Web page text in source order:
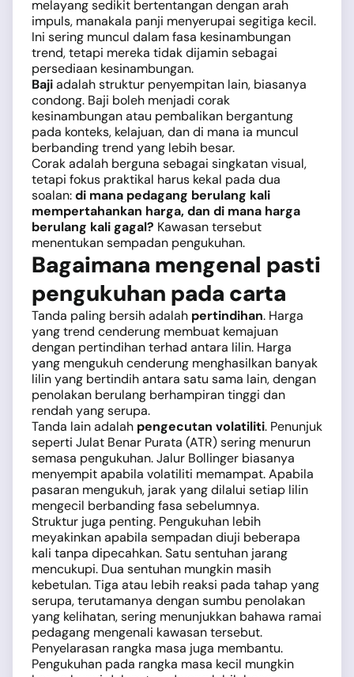
melayang sedikit bertentangan dengan arah
impuls, manakala panji menyerupai segitiga kecil.
Ini sering muncul dalam fasa kesinambungan
trend, tetapi mereka tidak dijamin sebagai
persediaan kesinambungan.
Bajiadalah struktur penyempitan lain, biasanya
condong. Baji boleh menjadi corak
kesinambungan atau pembalikan bergantung
pada konteks, kelajuan, dan di mana ia muncul
berbanding trend yang lebih besar.
Corak adalah berguna sebagai singkatan visual,
tetapi fokus praktikal harus kekal pada dua
soalan:di mana pedagang berulang kali
mempertahankan harga, dan di mana harga
berulang kali gagal? Kawasan tersebut
menentukan sempadan pengukuhan.
Bagaimana mengenal pasti
pengukuhan pada carta
Tanda paling bersih adalah pertindihan. Harga
yang trend cenderung membuat kemajuan
dengan pertindihan terhad antara lilin. Harga
yang mengukuh cenderung menghasilkan banyak
lilin yang bertindih antara satu sama lain, dengan
penolakan berulang berhampiran tinggi dan
rendah yang serupa.
Tanda lain adalah pengecutan volatiliti. Penunjuk
seperti Julat Benar Purata (ATR) sering menurun
semasa pengukuhan. Jalur Bollinger biasanya
menyempit apabila volatiliti memampat. Apabila
pasaran mengukuh, jarak yang dilalui setiap lilin
mengecil berbanding fasa sebelumnya.
Struktur juga penting. Pengukuhan lebih
meyakinkan apabila sempadan diuji beberapa
kali tanpa dipecahkan. Satu sentuhan jarang
mencukupi. Dua sentuhan mungkin masih
kebetulan. Tiga atau lebih reaksi pada tahap yang
serupa, terutamanya dengan sumbu penolakan
yang kelihatan, sering menunjukkan bahawa ramai
pedagang mengenali kawasan tersebut.
Penyelarasan rangka masa juga membantu.
Pengukuhan pada rangka masa kecil mungkin